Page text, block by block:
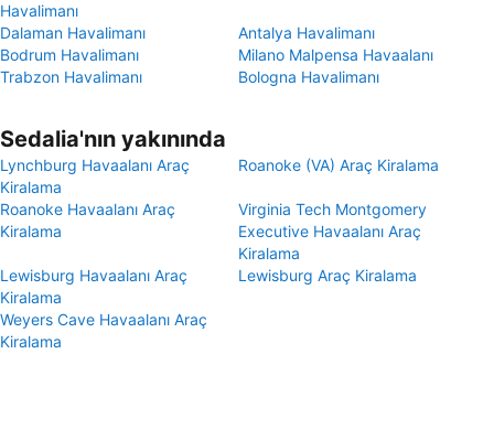
Havalimanı
Dalaman Havalimanı
Antalya Havalimanı
Bodrum Havalimanı
Milano Malpensa Havaalanı
Trabzon Havalimanı
Bologna Havalimanı
Sedalia'nın yakınında
Lynchburg Havaalanı Araç
Kiralama
Roanoke (VA) Araç Kiralama
Roanoke Havaalanı Araç
Kiralama
Virginia Tech Montgomery
Executive Havaalanı Araç
Kiralama
Lewisburg Havaalanı Araç
Kiralama
Lewisburg Araç Kiralama
Weyers Cave Havaalanı Araç
Kiralama